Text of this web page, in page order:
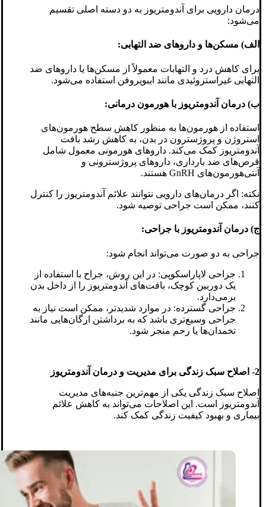
درمان دارویی برای آندومتریوز به دو دسته اصلی تقسیم
می‌شود:
الف) مسکن‌ها و داروهای ضد التهابی:
برای کاهش درد و التهابات معمولاً از مسکن‌ها یا داروهای ضد
التهابی غیراستروئیدی مانند ایبوپروفن استفاده می‌شود.
ب) درمان آندومتریوز با هورمون‌ درمانی:
استفاده از هورمون‌ها به منظور کاهش سطح هورمون‌های
استروژن و پروژسترون در بدن، به کاهش رشد بافت
آندومتریوز کمک می‌کند. داروهای هورمونی معمول شامل
قرص‌های ضد بارداری، داروهای پروژسترونی و
آنتی‌هورمون‌های GnRH هستند.
نکته: اگر درمان‌های دارویی نتوانند علائم آندومتریوز را کنترل
کنند، ممکن است جراحی توصیه شود.
ج) درمان آندومتریوز با جراحی:
جراحی به دو صورت می‌تواند انجام شود:
جراحی لاپاراسکوپی: در این روش، جراح با استفاده از
یک دوربین کوچک، بافت‌های آندومتریوز را از داخل بدن
برمی‌دارد.
جراحی گسترده: در موارد شدیدتر، ممکن است نیاز به
جراحی وسیع‌تری باشد که به برداشتن ارگان‌هایی مانند
تخمدان‌ها یا رحم منجر شود.
2- اصلاح سبک زندگی برای مدیریت و درمان آندومتریوز
اصلاح سبک زندگی یکی از مهم‌ترین جنبه‌های مدیریت
آندومتریوز است. این اصلاحات می‌تواند به کاهش علائم
بیماری و بهبود کیفیت زندگی کمک کند.